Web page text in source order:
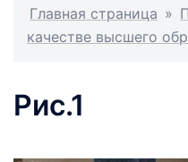
Главная страница »
качестве высшего
Рис.1